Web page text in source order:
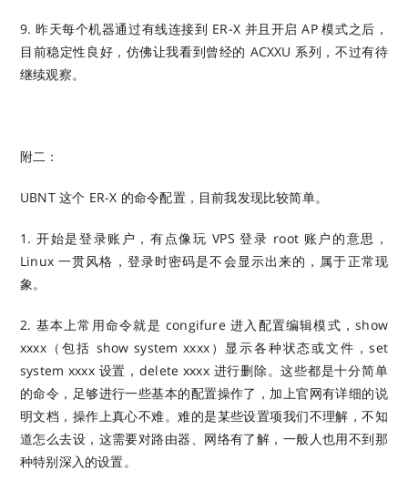
9. 昨天每个机器通过有线连接到 ER-X 并且开启 AP 模式之后，
目前稳定性良好，仿佛让我看到曾经的 ACXXU 系列，不过有待
继续观察。
附二：
UBNT 这个 ER-X 的命令配置，目前我发现比较简单。
1. 开始是登录账户，有点像玩 VPS 登录 root 账户的意思，
Linux 一贯风格，登录时密码是不会显示出来的，属于正常现
象。
2. 基本上常用命令就是 congifure 进入配置编辑模式，show
xxxx（包括 show system xxxx）显示各种状态或文件，set
system xxxx 设置，delete xxxx 进行删除。这些都是十分简单
的命令，足够进行一些基本的配置操作了，加上官网有详细的说
明文档，操作上真心不难。难的是某些设置项我们不理解，不知
道怎么去设，这需要对路由器、网络有了解，一般人也用不到那
种特别深入的设置。